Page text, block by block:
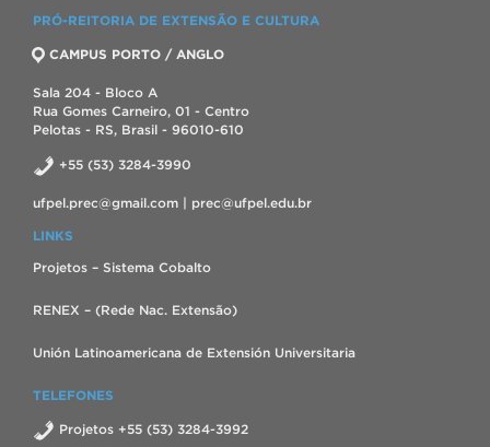
PRÓ-REITORIA DE EXTENSÃO E CULTURA
CAMPUS PORTO / ANGLO
Sala 204 - Bloco A
Rua Gomes Carneiro, 01 - Centro
Pelotas - RS, Brasil - 96010-610
+55 (53) 3284-3990
ufpel.prec@gmail.com | prec@ufpel.edu.br
LINKS
Projetos – Sistema Cobalto
RENEX – (Rede Nac. Extensão)
Unión Latinoamericana de Extensión Universitaria
TELEFONES
Projetos +55 (53) 3284-3992